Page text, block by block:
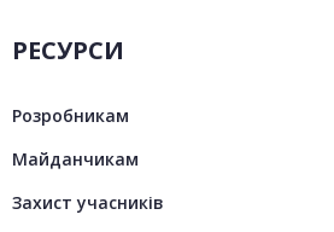
РЕСУРСИ
Розробникам
Майданчикам
Захист учасників